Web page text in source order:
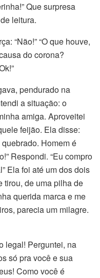
Que surpresa
leitura.
“Não!” “O que houve,
do corona?
pendurado na
a situação: o
amiga. Aproveitei
feijão. Ela disse:
Homem é
Respondi. “Eu compro
Ela foi até um dos dois
tirou, de uma pilha de
querida marca e me
parecia um milagre.
legal! Perguntei, na
só pra você e sua
Como você é